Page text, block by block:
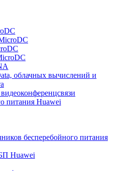
облачных вычислений и
питания Huawei
бесперебойного питания
Huawei